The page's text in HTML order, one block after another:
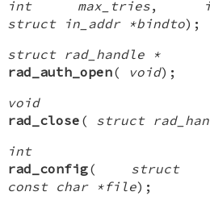
int max_tries,
struct in_addr *bindto);
struct rad_handle *
rad_auth_open( void);
void
rad_close ( struct
int
rad_config( struct
const char *file);